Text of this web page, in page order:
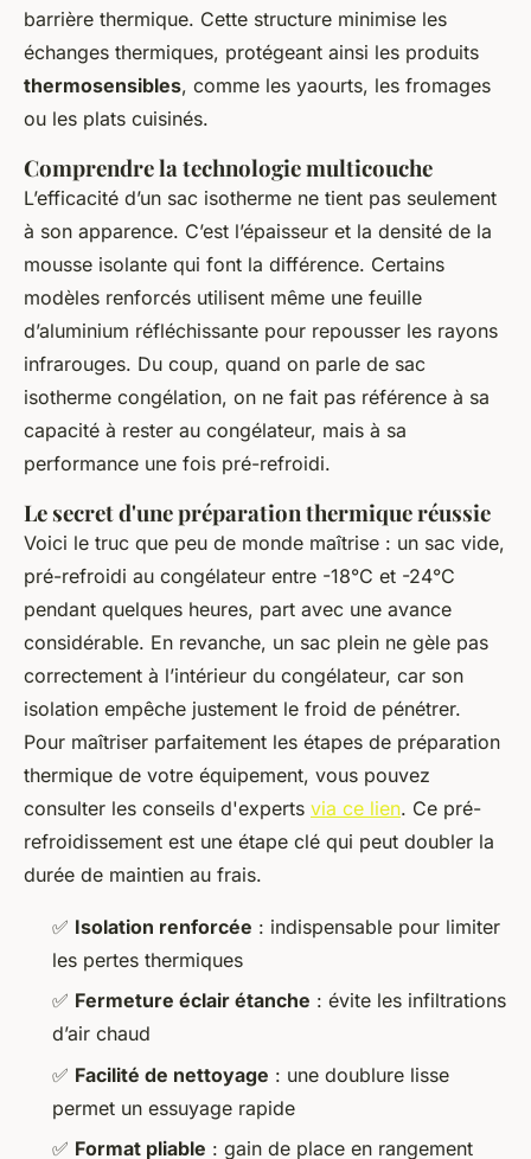
barrière thermique. Cette structure minimise les
échanges thermiques, protégeant ainsi les produits
thermosensibles, comme les yaourts, les fromages
ou les plats cuisinés.
Comprendre la technologie multicouche
L’efficacité d’un sac isotherme ne tient pas seulement
à son apparence. C’est l’épaisseur et la densité de la
mousse isolante qui font la différence. Certains
modèles renforcés utilisent même une feuille
d’aluminium réfléchissante pour repousser les rayons
infrarouges. Du coup, quand on parle de sac
isotherme congélation, on ne fait pas référence à sa
capacité à rester au congélateur, mais à sa
performance une fois pré-refroidi.
Le secret d'une préparation thermique réussie
Voici le truc que peu de monde maîtrise : un sac vide,
pré-refroidi au congélateur entre -18°C et -24°C
pendant quelques heures, part avec une avance
considérable. En revanche, un sac plein ne gèle pas
correctement à l’intérieur du congélateur, car son
isolation empêche justement le froid de pénétrer.
Pour maîtriser parfaitement les étapes de préparation
thermique de votre équipement, vous pouvez
consulter les conseils d'experts via ce lien. Ce pré-
refroidissement est une étape clé qui peut doubler la
durée de maintien au frais.
✅ Isolation renforcée : indispensable pour limiter
les pertes thermiques
✅ Fermeture éclair étanche : évite les infiltrations
d’air chaud
✅ Facilité de nettoyage : une doublure lisse
permet un essuyage rapide
✅ Format pliable : gain de place en rangement